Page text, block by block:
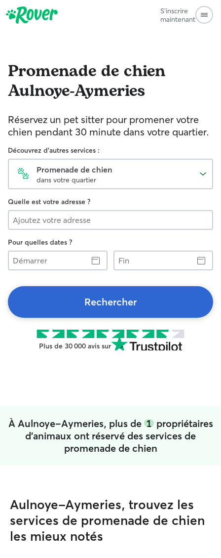
S'inscrire
maintenant
Promenade de chien
Aulnoye-Aymeries
Réservez un pet sitter pour promener votre
chien pendant 30 minute dans votre quartier.
Découvrez d'autres services :
Promenade de chien
dans votre quartier
Quelle est votre adresse ?
Pour quelles dates ?
Démarrer
Fin
Rechercher
Plus de 30 000 avis sur
À Aulnoye-Aymeries, plus de 1propriétaires
d'animaux ont réservé des services de
promenade de chien
Aulnoye-Aymeries, trouvez les
services de promenade de chien
les mieux notés